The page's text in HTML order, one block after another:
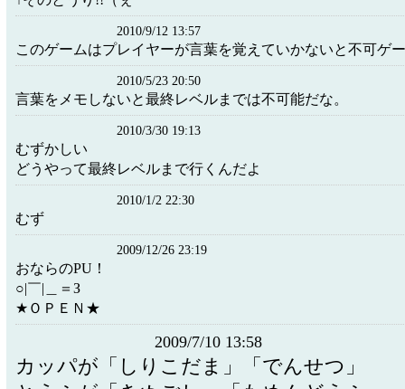
2010/9/12 13:57
このゲームはプレイヤーが言葉を覚えていかないと不可ゲ
2010/5/23 20:50
言葉をメモしないと最終レベルまでは不可能だな。
2010/3/30 19:13
むずかしい
どうやって最終レベルまで行くんだよ
2010/1/2 22:30
むず
2009/12/26 23:19
おならのPU！
○|￣|＿＝З
★ＯＰＥＮ★
2009/7/10 13:58
カッパが「しりこだま」「でんせつ」